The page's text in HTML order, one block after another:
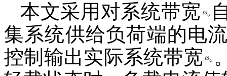
本文采用对系统带宽
集系统供给负荷端的电
控制输出实际系统带宽